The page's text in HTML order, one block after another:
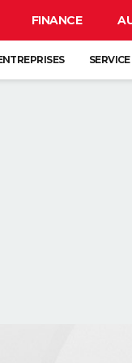
FINANCE